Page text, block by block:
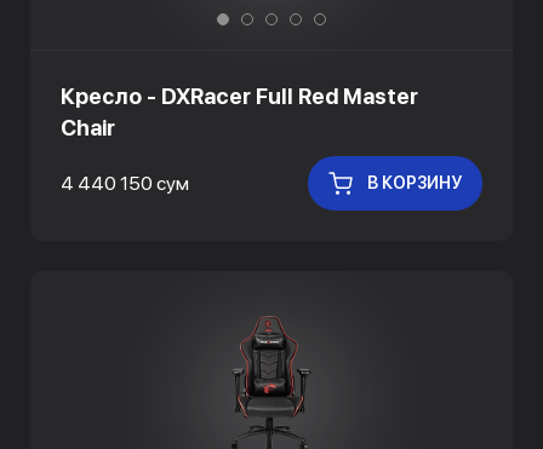
Кресло - DXRacer Full Red Master
Chair
4 440 150 сум В КОРЗИНУ